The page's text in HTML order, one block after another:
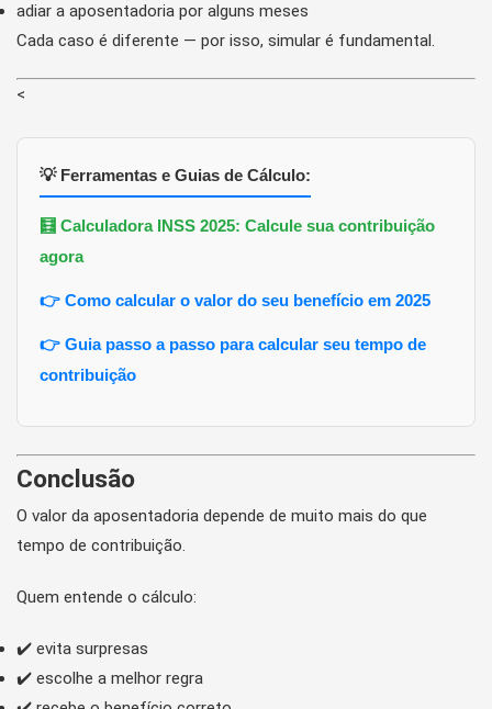
adiar a aposentadoria por alguns meses
Cada caso é diferente — por isso, simular é fundamental.
<
💡 Ferramentas e Guias de Cálculo:
🧮 Calculadora INSS 2025: Calcule sua contribuição
agora
👉 Como calcular o valor do seu benefício em 2025
👉 Guia passo a passo para calcular seu tempo de
contribuição
Conclusão
O valor da aposentadoria depende de muito mais do que
tempo de contribuição.
Quem entende o cálculo:
✔️ evita surpresas
✔️ escolhe a melhor regra